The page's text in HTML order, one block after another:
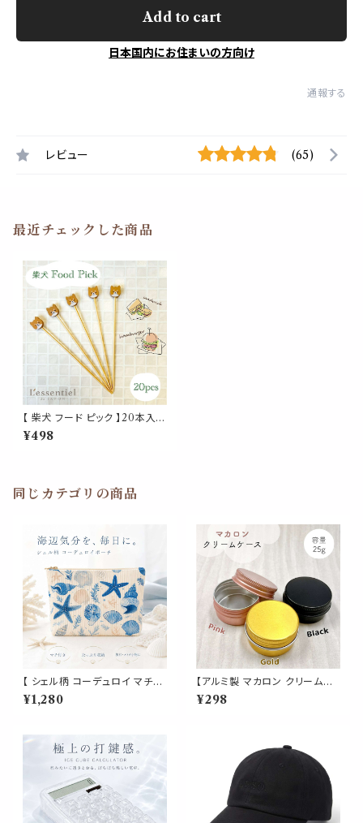
Add to cart
日本国内にお住まいの方向け
通報する
レビュー (65)
最近チェックした商品
【 柴犬 フード ピック 】20本入
竹串 犬 バンブー パーティ オー
ドブル 前菜 カクテル おもてな
¥498
同じカテゴリの商品
【 シェル柄 コーデュロイ マチ付
きポーチ 】海モチーフ 化粧ポー
チ トラベルポーチ 小物入れ 大
ポーチ ブルー
¥1,280
【アルミ製 マカロン クリームケ
ース 】 25g ピンク ゴールド ブ
ラック アルミ クリーム缶 コンテ
品 コスメ 旅行 収納
¥298